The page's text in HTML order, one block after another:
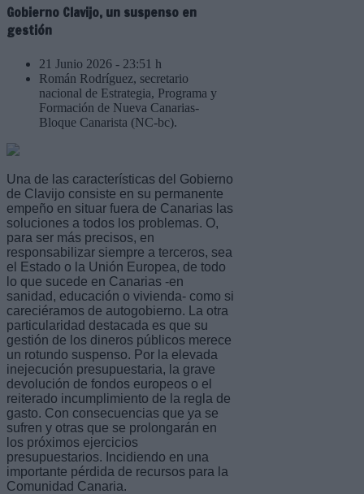
Gobierno Clavijo, un suspenso en
gestión
21 Junio 2026 - 23:51 h
Román Rodríguez, secretario
nacional de Estrategia, Programa y
Formación de Nueva Canarias-
Bloque Canarista (NC-bc).
Una de las características del Gobierno
de Clavijo consiste en su permanente
empeño en situar fuera de Canarias las
soluciones a todos los problemas. O,
para ser más precisos, en
responsabilizar siempre a terceros, sea
el Estado o la Unión Europea, de todo
lo que sucede en Canarias -en
sanidad, educación o vivienda- como si
careciéramos de autogobierno. La otra
particularidad destacada es que su
gestión de los dineros públicos merece
un rotundo suspenso. Por la elevada
inejecución presupuestaria, la grave
devolución de fondos europeos o el
reiterado incumplimiento de la regla de
gasto. Con consecuencias que ya se
sufren y otras que se prolongarán en
los próximos ejercicios
presupuestarios. Incidiendo en una
importante pérdida de recursos para la
Comunidad Canaria.